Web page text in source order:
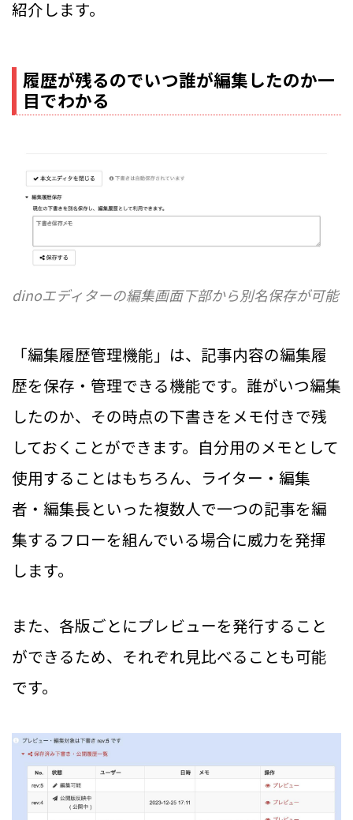
紹介します。
履歴が残るのでいつ誰が編集したのか一
目でわかる
dinoエディターの編集画面下部から別名保存が可能
「編集履歴管理機能」は、記事内容の編集履
歴を保存・管理できる機能です。誰がいつ編集
したのか、その時点の下書きをメモ付きで残
しておくことができます。自分用のメモとして
使用することはもちろん、ライター・編集
者・編集長といった複数人で一つの記事を編
集するフローを組んでいる場合に威力を発揮
します。
また、各版ごとにプレビューを発行すること
ができるため、それぞれ見比べることも可能
です。